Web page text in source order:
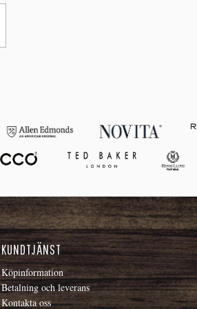
KUNDTJÄNST
Köpinformation
Betalning och leverans
Kontakta oss